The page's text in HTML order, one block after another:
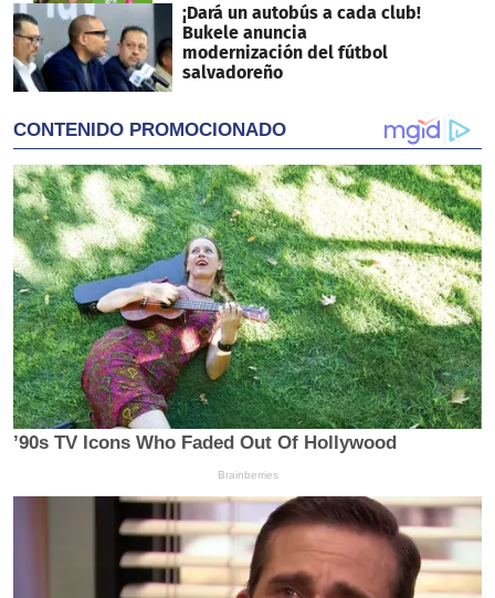
¡Dará un autobús a cada club!
Bukele anuncia
modernización del fútbol
salvadoreño